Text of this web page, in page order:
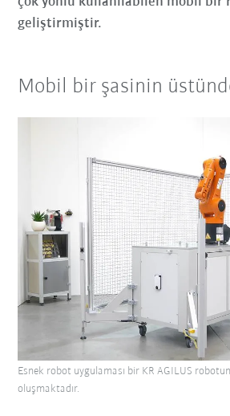
geliştirmiştir.
Mobil bir şasinin
Esnek robot uygulaması bir KR AGILUS
oluşmaktadır.